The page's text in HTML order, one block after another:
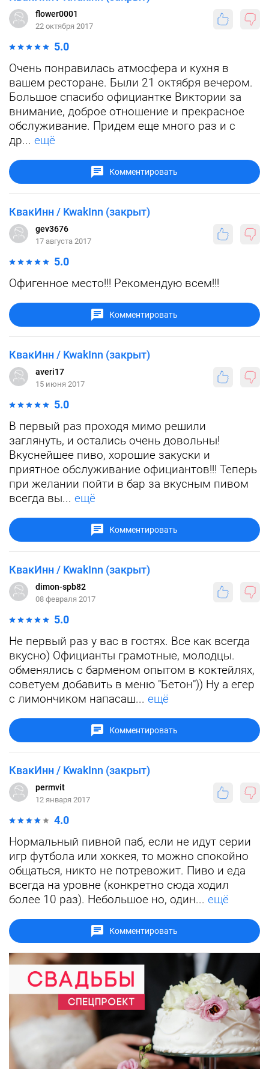
flower0001
22 октября 2017
5.0
Очень понравилась атмосфера и кухня в
вашем ресторане. Были 21 октября вечером.
Большое спасибо официантке Виктории за
внимание, доброе отношение и прекрасное
обслуживание. Придем еще много раз и с
др... ещё
Комментировать
КвакИнн / KwakInn (закрыт)
gev3676
17 августа 2017
5.0
Офигенное место!!! Рекомендую всем!!!
Комментировать
КвакИнн / KwakInn (закрыт)
averi17
15 июня 2017
5.0
В первый раз проходя мимо решили
заглянуть, и остались очень довольны!
Вкуснейшее пиво, хорошие закуски и
приятное обслуживание официантов!!! Теперь
при желании пойти в бар за вкусным пивом
всегда вы... ещё
Комментировать
КвакИнн / KwakInn (закрыт)
dimon-spb82
08 февраля 2017
5.0
Не первый раз у вас в гостях. Все как всегда
вкусно) Официанты грамотные, молодцы.
обменялись с барменом опытом в коктейлях,
советуем добавить в меню "Бетон")) Ну а егер
с лимончиком напасаш... ещё
Комментировать
КвакИнн / KwakInn (закрыт)
permvit
12 января 2017
4.0
Нормальный пивной паб, если не идут серии
игр футбола или хоккея, то можно спокойно
общаться, никто не потревожит. Пиво и еда
всегда на уровне (конкретно сюда ходил
более 10 раз). Небольшое но, один... ещё
Комментировать